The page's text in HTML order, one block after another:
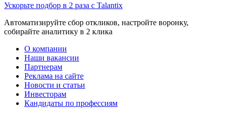
Ускорьте подбор в 2 раза с Talantix
Автоматизируйте сбор откликов, настройте воронку,
собирайте аналитику в 2 клика
О компании
Наши вакансии
Партнерам
Реклама на сайте
Новости и статьи
Инвесторам
Кандидаты по профессиям